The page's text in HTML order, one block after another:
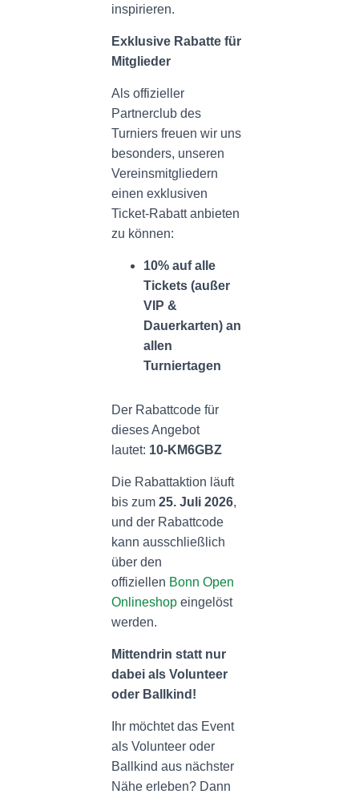
inspirieren.
Exklusive Rabatte für
Mitglieder
Als offizieller
Partnerclub des
Turniers freuen wir uns
besonders, unseren
Vereinsmitgliedern
einen exklusiven
Ticket-Rabatt anbieten
zu können:
10% auf alle
Tickets (außer
VIP &
Dauerkarten) an
allen
Turniertagen
Der Rabattcode für
dieses Angebot
lautet: 10-KM6GBZ
Die Rabattaktion läuft
bis zum 25. Juli 2026,
und der Rabattcode
kann ausschließlich
über den
offiziellen Bonn Open
Onlineshop eingelöst
werden.
Mittendrin statt nur
dabei als Volunteer
oder Ballkind!
Ihr möchtet das Event
als Volunteer oder
Ballkind aus nächster
Nähe erleben? Dann